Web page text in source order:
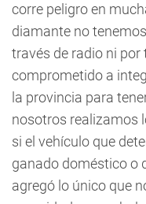
corre peligro en
diamante no
través de radio ni por
comprometido a
la provincia para
nosotros realizamos
si el vehículo que
ganado doméstico o
agregó lo único que